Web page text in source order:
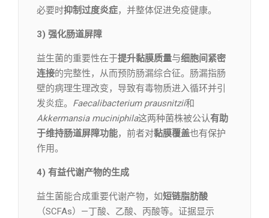
必要时抑制过度炎症，并整体促进免疫健康。
3) 强化肠道屏障
益生菌的重要性在于提升黏膜质量与细胞间紧密
连接的完整性，从而预防肠漏综合征。肠漏指肠
壁的病理生理改变，导致有毒物质进入循环并引
发炎症。 Faecalibacterium prausnitzii和
Akkermansia muciniphila这两种菌株被公认有助
于维持肠道屏障功能，前者对黏膜覆盖也有保护
作用。
4) 有益代谢产物的生成
益生菌能合成重要代谢产物，如短链脂肪酸
（SCFAs）—丁酸、乙酸、丙酸等。证据显示